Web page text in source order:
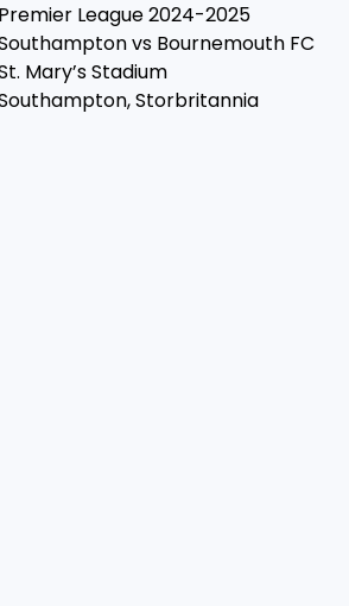
Premier League 2024-2025
Southampton vs Bournemouth FC
St. Mary’s Stadium
Southampton, Storbritannia